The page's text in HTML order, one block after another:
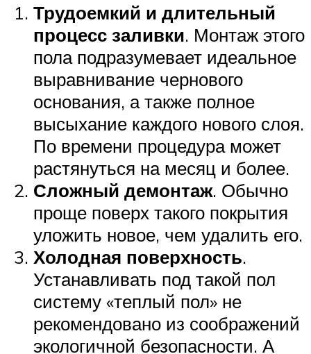
Трудоемкий и длительный
процесс заливки. Монтаж этого
пола подразумевает идеальное
выравнивание чернового
основания, а также полное
высыхание каждого нового слоя.
По времени процедура может
растянуться на месяц и более.
Сложный демонтаж. Обычно
проще поверх такого покрытия
уложить новое, чем удалить его.
Холодная поверхность.
Устанавливать под такой пол
систему «теплый пол» не
рекомендовано из соображений
экологичной безопасности. А